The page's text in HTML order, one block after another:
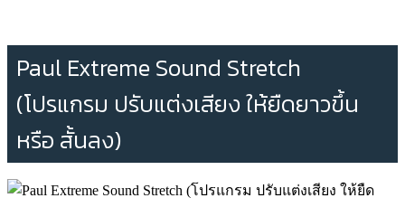
Paul Extreme Sound Stretch
(โปรแกรม ปรับแต่งเสียง ให้ยืดยาวขึ้น
หรือ สั้นลง)